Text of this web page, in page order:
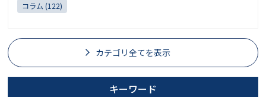
コラム (122)
カテゴリ全てを表示
キーワード